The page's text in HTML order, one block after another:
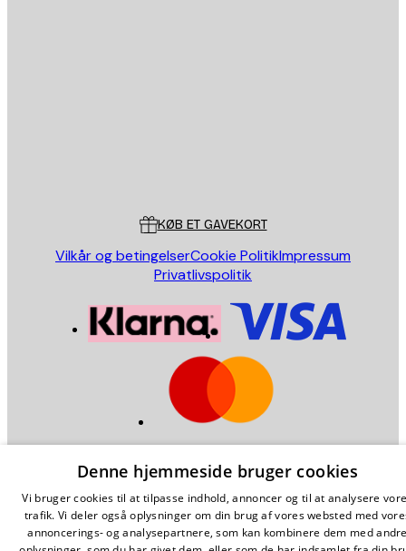
KØB ET GAVEKORT
Vilkår og betingelserCookie PolitikImpressum
Privatlivspolitik
Copyright ©2026, Poster StoreAB
Denne hjemmeside bruger cookies
Vi bruger cookies til at tilpasse indhold, annoncer og til at analysere
trafik. Vi deler også oplysninger om din brug af vores websted med
annoncerings- og analysepartnere, som kan kombinere dem med